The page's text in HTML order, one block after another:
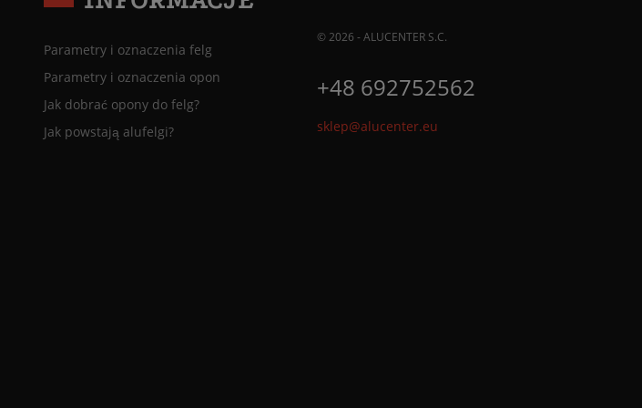
Parametry i oznaczenia felg
Parametry i oznaczenia opon
Jak dobrać opony do felg?
Jak powstają alufelgi?
© 2026 - ALUCENTER S.C.
+48 692752562
sklep@alucenter.eu